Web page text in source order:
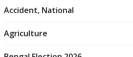
Accident, National
Agriculture